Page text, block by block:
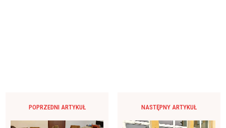
POPRZEDNI ARTYKUŁ NASTĘPNY ARTYKUŁ